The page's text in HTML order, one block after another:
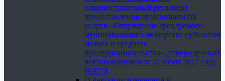
административный регламент
предоставления муниципальной
услуги «Отчуждение арендуемого
муниципального имущества субъектам
малого и среднего
предпринимательства», утвержденный
постановлением от 21 июля 2017 года
№3274